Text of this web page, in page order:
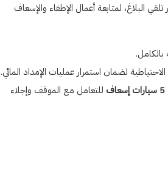
البلاغ، لمتابعة أعمال الإطفاء والإسعاف
لضمان استمرار عمليات الإمداد المائي.
5 سيارات إسعاف
للتعامل مع الموقف وإجلاء